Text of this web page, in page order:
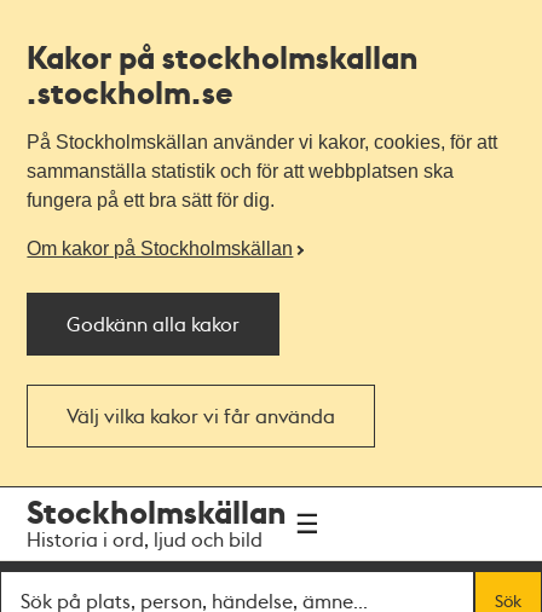
Kakor på stockholmskallan
.stockholm.se
På Stockholmskällan använder vi kakor, cookies, för att
sammanställa statistik och för att webbplatsen ska
fungera på ett bra sätt för dig.
Om kakor på Stockholmskällan
Godkänn alla kakor
Välj vilka kakor vi får använda
navigationen
huvudinnehållet
Stockholmskällan
Historia i ord, ljud och bild
Sök